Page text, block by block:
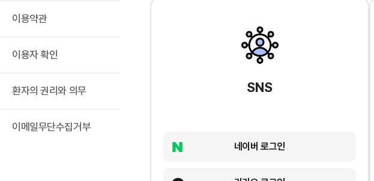
이용약관
이용자 확인
환자의 권리와 의무
이메일무단수집거부
SNS
네이버 로그인